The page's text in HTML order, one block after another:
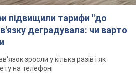
підвищили тарифи "до
деградувала: чи варто
зросли у кілька разів і як
на телефоні